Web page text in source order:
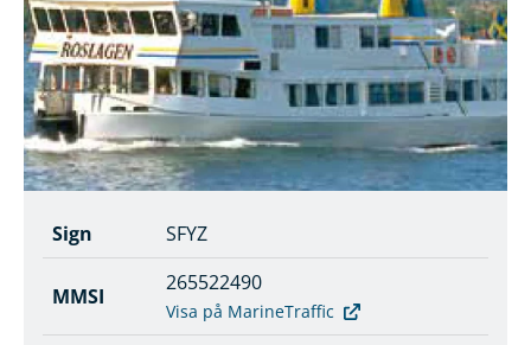
Sign SFYZ
MMSI
265522490
Visa på MarineTraffic